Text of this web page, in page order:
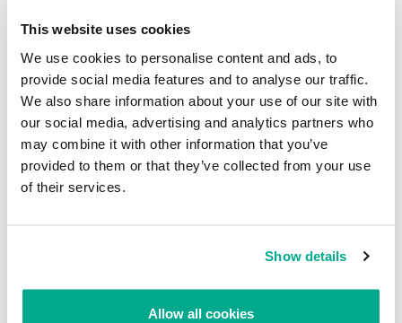
This website uses cookies
We use cookies to personalise content and ads, to
provide social media features and to analyse our traffic.
We also share information about your use of our site with
our social media, advertising and analytics partners who
may combine it with other information that you’ve
provided to them or that they’ve collected from your use
of their services.
Show details
Allow all cookies
establezcan una autoridad de certificación completamente
falsificada para emitir certificados para sus programas maliciosos.
Veremos a miembros de equipos APT bien
establecidos saliendo del lado oscuro
#PredicciónKL2016